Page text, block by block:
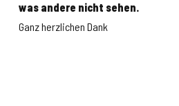
was andere nicht sehen.
Ganz herzlichen Dank